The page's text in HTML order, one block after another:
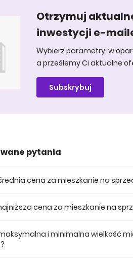
Otrzymuj
inwestycji e-
Wybierz parametry, w
a prześlemy Ci aktualne
Subskrybuj
pytania
cena za mieszkanie na
cena za mieszkanie na
i minimalna wielkość